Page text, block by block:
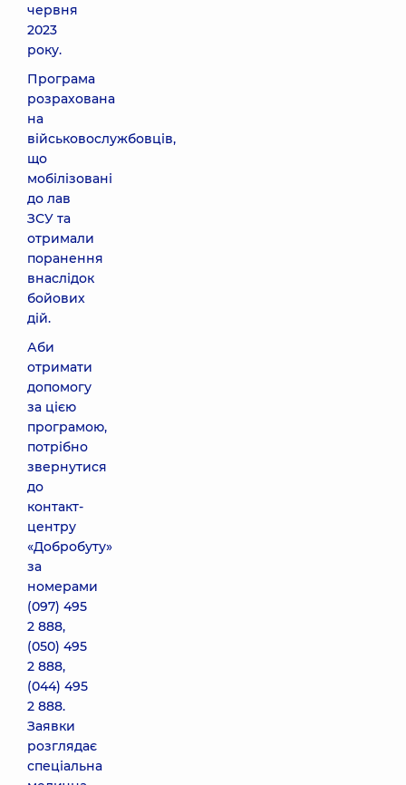
червня
2023
року.
Програма
розрахована
на
військовослужбовців,
що
мобілізовані
до лав
ЗСУ та
отримали
поранення
внаслідок
бойових
дій.
Аби
отримати
допомогу
за цією
програмою,
потрібно
звернутися
до
контакт-
центру
«Добробуту»
за
номерами
(097) 495
2 888,
(050) 495
2 888,
(044) 495
2 888.
Заявки
розглядає
спеціальна